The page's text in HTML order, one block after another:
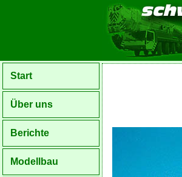
Start
Über uns
Berichte
Modellbau